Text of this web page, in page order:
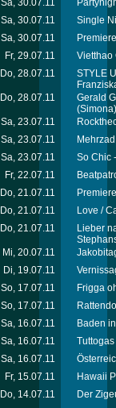
Sa, 30.07.11
Sa, 30.07.11
Single
Sa, 30.07.11
Fr, 29.07.11
Vietthao
Do, 28.07.11
STYLE
Do, 28.07.11
Gerald
(Simona)
Sa, 23.07.11
Sa, 23.07.11
Sa, 23.07.11
So Chic
Fr, 22.07.11
Do, 21.07.11
Do, 21.07.11
Love /
Do, 21.07.11
Lieber
Mi, 20.07.11
Di, 19.07.11
So, 17.07.11
Frigga
So, 17.07.11
Sa, 16.07.11
Baden
Sa, 16.07.11
Sa, 16.07.11
Fr, 15.07.11
Hawaii
Do, 14.07.11
Der